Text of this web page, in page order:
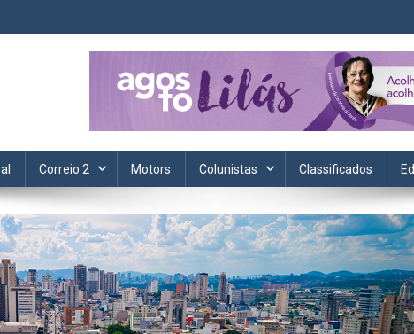
Informação, política, saúde, economia, esportes e cotidiano.
Correio 2 Motors Colunistas Classificados